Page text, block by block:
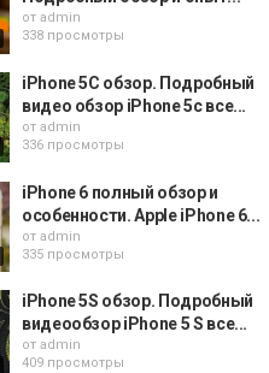
от admin
338 просмотры
iPhone 5C обзор. Подробный
видео обзор iPhone 5с все...
от admin
336 просмотры
iPhone 6 полный обзор и
особенности. Apple iPhone 6...
от admin
335 просмотры
iPhone 5S обзор. Подробный
видеообзор iPhone 5 S все...
от admin
409 просмотры